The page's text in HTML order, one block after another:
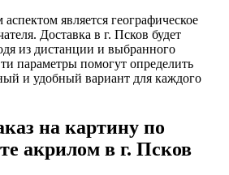
является географическое
Доставка в г. Псков будет
из дистанции и выбранного
параметры помогут определить
и удобный вариант для каждого
на картину по
акрилом в г. Псков